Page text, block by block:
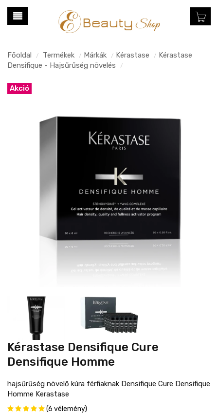
Főoldal / Termékek / Márkák / Kérastase / Kérastase
Densifique - Hajsűrűség növelés
/
Akció
Kérastase Densifique Cure
Densifique Homme
hajsűrűség növelő kúra férfiaknak Densifique Cure Densifique
Homme Kerastase
(6 vélemény)